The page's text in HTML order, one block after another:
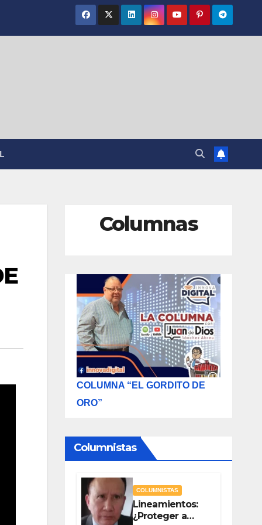
Columnas
COLUMNA “EL GORDITO DE
ORO”
Columnistas
COLUMNISTAS
Lineamientos:
¿Proteger a